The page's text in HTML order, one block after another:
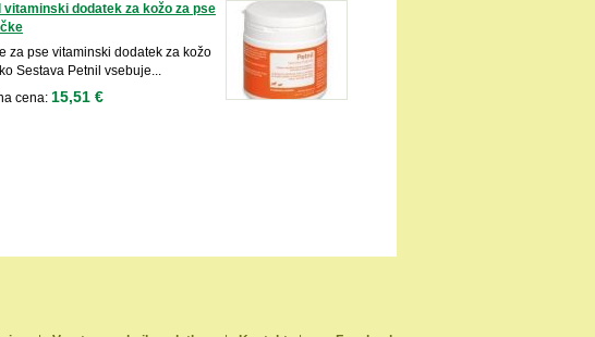
vitaminski dodatek za kožo za pse
za pse vitaminski dodatek za kožo
Sestava Petnil vsebuje...
cena: 15,51 €